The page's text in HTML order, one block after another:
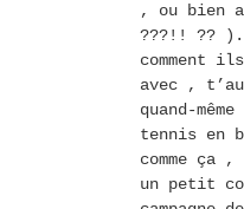
, ou bien
???!! ?? ).
comment
avec ,
quand-
tennis en
comme ça
un petit